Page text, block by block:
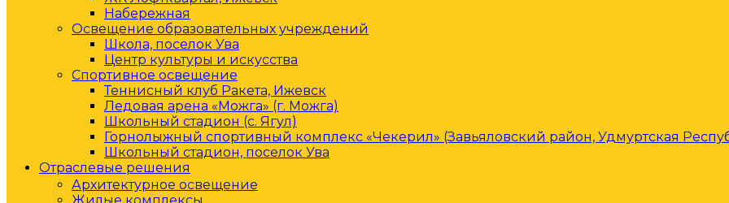
Набережная
Освещение образовательных учреждений
Школа, поселок Ува
Центр культуры и искусства
Спортивное освещение
Теннисный клуб Ракета, Ижевск
Ледовая арена «Можга» (г. Можга)
Школьный стадион (с. Ягул)
Горнолыжный спортивный комплекс «Чекерил» (Завьяловский район, Удмуртская
Школьный стадион, поселок Ува
Отраслевые решения
Архитектурное освещение